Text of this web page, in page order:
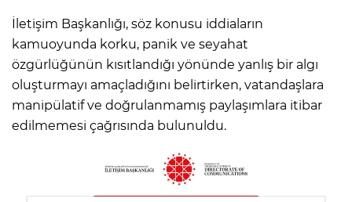
İletişim Başkanlığı, söz konusu iddiaların
kamuoyunda korku, panik ve seyahat
özgürlüğünün kısıtlandığı yönünde yanlış bir algı
oluşturmayı amaçladığını belirtirken, vatandaşlara
manipülatif ve doğrulanmamış paylaşımlara itibar
edilmemesi çağrısında bulunuldu.